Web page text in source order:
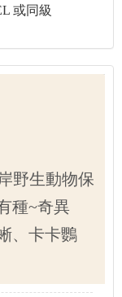
或同級
野生動物保
種~奇異
、卡卡鸚